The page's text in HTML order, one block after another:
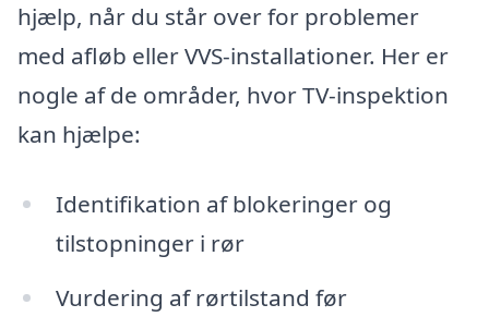
hjælp, når du står over for problemer
med afløb eller VVS-installationer. Her er
nogle af de områder, hvor TV-inspektion
kan hjælpe:
Identifikation af blokeringer og
tilstopninger i rør
Vurdering af rørtilstand før